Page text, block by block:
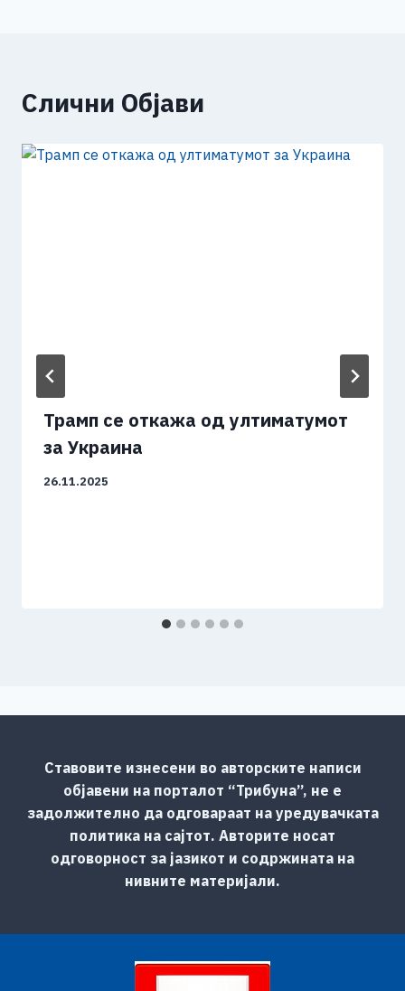
Слични Објави
Трамп се откажа од ултиматумот
за Украина
26.11.2025
Ставовите изнесени во авторските написи
објавени на порталот “Трибуна”, не е
задолжително да одговараат на уредувачката
политика на сајтот. Авторите носат
одговорност за јазикот и содржината на
нивните материјали.